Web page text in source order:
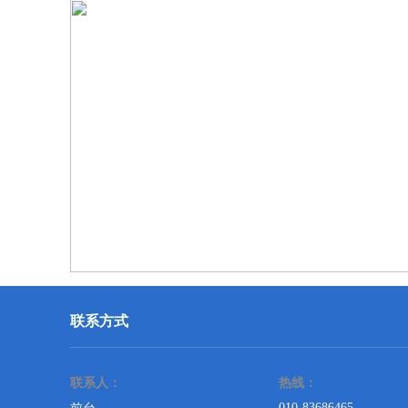
联系方式
联系人：
热线：